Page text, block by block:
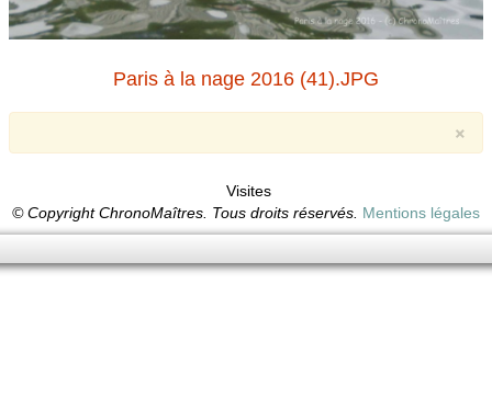
Paris à la nage 2016 (41).JPG
×
Visites
© Copyright ChronoMaîtres. Tous droits réservés. Mentions légales